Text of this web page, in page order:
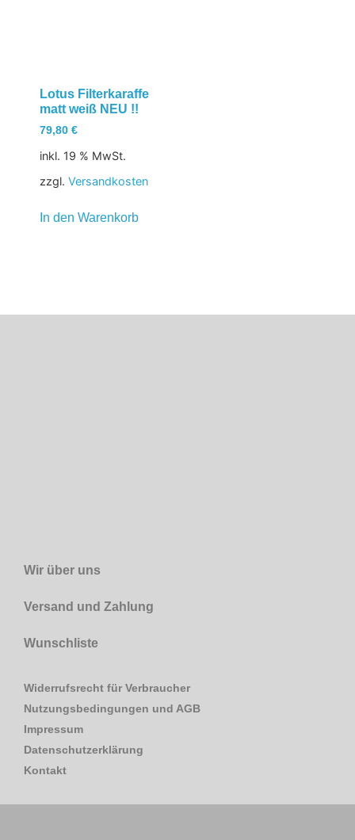
Lotus Filterkaraffe
matt weiß NEU !!
79,80 €
inkl. 19 % MwSt.
zzgl. Versandkosten
In den Warenkorb
Wir über uns
Versand und Zahlung
Wunschliste
Widerrufsrecht für Verbraucher
Nutzungsbedingungen und AGB
Impressum
Datenschutzerklärung
Kontakt